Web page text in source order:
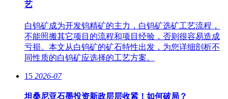
艺
白钨矿成为开发钨精矿的主力，白钨矿选矿工艺流程，
不能照搬其它项目的流程和项目经验，否则很容易造成
亏损。本文从白钨矿的矿石特性出发，为您详细剖析不
同性质的白钨矿应选择的工艺方案。
15 2026-07
坦桑尼亚石墨投资新政层层收紧！如何破局？